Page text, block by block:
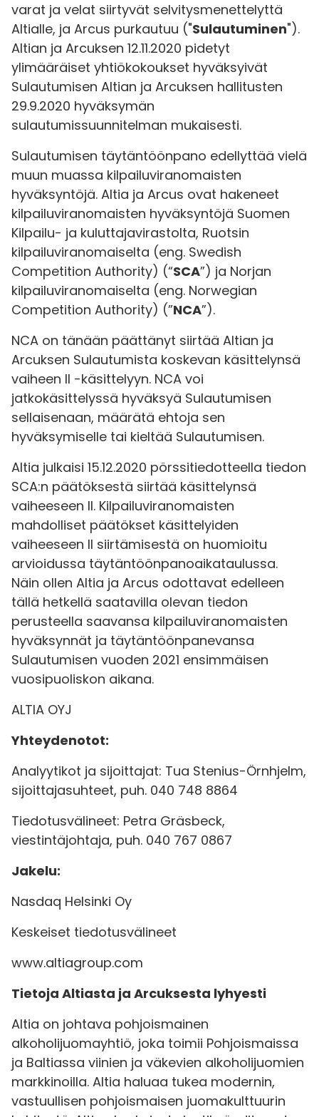
varat ja velat siirtyvät selvitysmenettelyttä
Altialle, ja Arcus purkautuu ("Sulautuminen").
Altian ja Arcuksen 12.11.2020 pidetyt
ylimääräiset yhtiökokoukset hyväksyivät
Sulautumisen Altian ja Arcuksen hallitusten
29.9.2020 hyväksymän
sulautumissuunnitelman mukaisesti.
Sulautumisen täytäntöönpano edellyttää vielä
muun muassa kilpailuviranomaisten
hyväksyntöjä. Altia ja Arcus ovat hakeneet
kilpailuviranomaisten hyväksyntöjä Suomen
Kilpailu- ja kuluttajavirastolta, Ruotsin
kilpailuviranomaiselta (eng. Swedish
Competition Authority) (“SCA”) ja Norjan
kilpailuviranomaiselta (eng. Norwegian
Competition Authority) (”NCA”).
NCA on tänään päättänyt siirtää Altian ja
Arcuksen Sulautumista koskevan käsittelynsä
vaiheen II -käsittelyyn. NCA voi
jatkokäsittelyssä hyväksyä Sulautumisen
sellaisenaan, määrätä ehtoja sen
hyväksymiselle tai kieltää Sulautumisen.
Altia julkaisi 15.12.2020 pörssitiedotteella tiedon
SCA:n päätöksestä siirtää käsittelynsä
vaiheeseen II. Kilpailuviranomaisten
mahdolliset päätökset käsittelyiden
vaiheeseen II siirtämisestä on huomioitu
arvioidussa täytäntöönpanoaikataulussa.
Näin ollen Altia ja Arcus odottavat edelleen
tällä hetkellä saatavilla olevan tiedon
perusteella saavansa kilpailuviranomaisten
hyväksynnät ja täytäntöönpanevansa
Sulautumisen vuoden 2021 ensimmäisen
vuosipuoliskon aikana.
ALTIA OYJ
Yhteydenotot:
Analyytikot ja sijoittajat: Tua Stenius-Örnhjelm,
sijoittajasuhteet, puh. 040 748 8864
Tiedotusvälineet: Petra Gräsbeck,
viestintäjohtaja, puh. 040 767 0867
Jakelu:
Nasdaq Helsinki Oy
Keskeiset tiedotusvälineet
www.altiagroup.com
Tietoja Altiasta ja Arcuksesta lyhyesti
Altia on johtava pohjoismainen
alkoholijuomayhtiö, joka toimii Pohjoismaissa
ja Baltiassa viinien ja väkevien alkoholijuomien
markkinoilla. Altia haluaa tukea modernin,
vastuullisen pohjoismaisen juomakulttuurin